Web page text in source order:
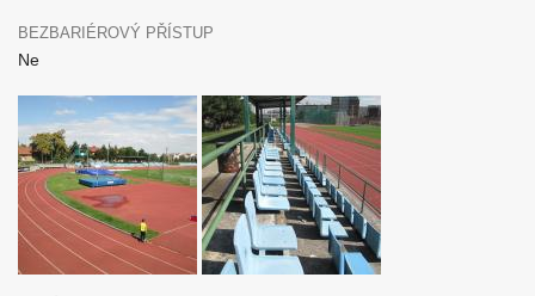
BEZBARIÉROVÝ PŘÍSTUP
Ne